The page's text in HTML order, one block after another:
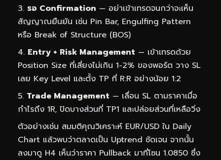
รอ Confirmation — อย่าเข้าเทรดจนกว่าจะเห็น
สัญญาณยืนยัน เช่น Pin Bar, Engulfing Pattern
หรือ Break of Structure (BOS)
Entry + Risk Management — เข้าเทรดด้วย
Position Size ที่เสี่ยงไม่เกิน 1-2% ของพอร์ต วาง SL
เลย Key Level และตั้ง TP ที่ R:R อย่างน้อย 1:2
Trade Management — เลื่อน SL ตามราคาเมื่อ
กำไรถึง 1R, ปิดบางส่วนที่ TP1 และปล่อยส่วนที่เหลือวิ่ง
ตัวอย่างเช่น สมมติคุณวิเคราะห์ EUR/USD ใน Daily
Chart แล้วพบว่าตลาดเป็น Uptrend ชัดเจน จากนั้น
ลงมาดู H4 เห็นว่าราคา Pullback มาที่โซน 1.0850 ซึ่ง